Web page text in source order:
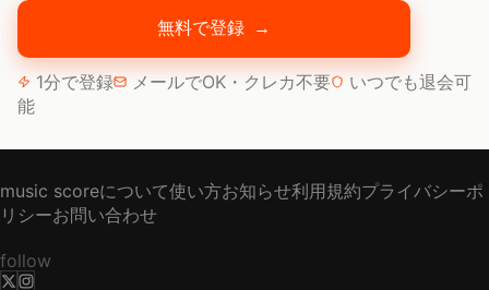
無料で登録 →
1分で登録 メールでOK・クレカ不要
いつでも退会可
能
music scoreについて使い方お知らせ利用規約プライバシーポ
リシーお問い合わせ
follow